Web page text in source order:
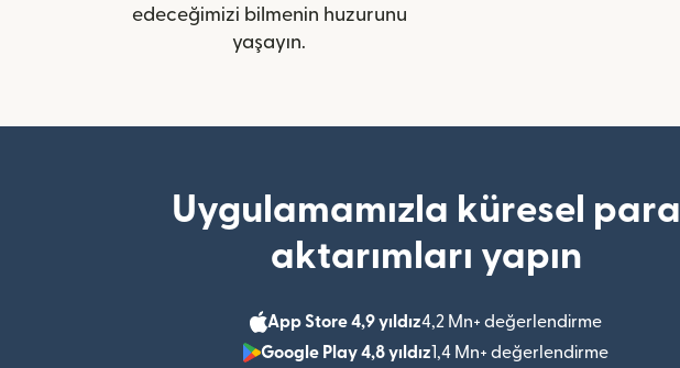
edeceğimizi bilmenin huzurunu
yaşayın.
Uygulamamızla küresel para
aktarımları yapın
App Store 4,9 yıldız4,2 Mn+ değerlendirme
Google Play 4,8 yıldız1,4 Mn+ değerlendirme